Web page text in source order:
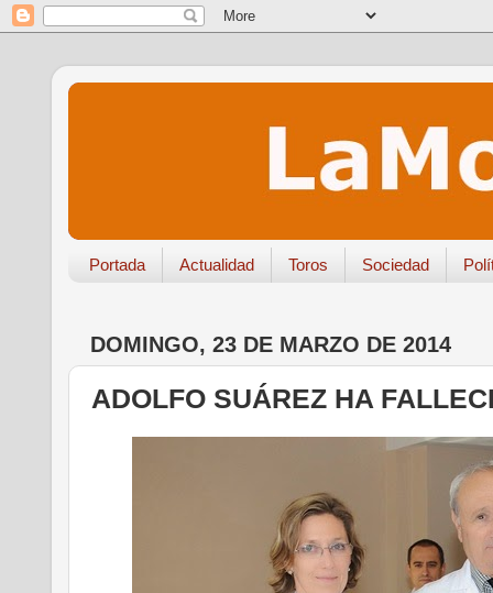
Portada Actualidad Toros Sociedad
DOMINGO, 23 DE MARZO DE 2014
ADOLFO SUÁREZ HA